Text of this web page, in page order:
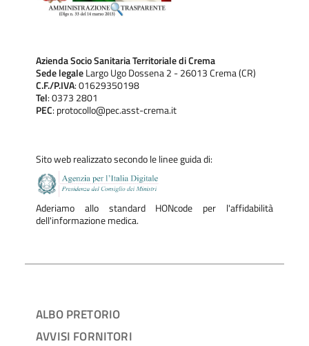
Azienda Socio Sanitaria Territoriale di Crema
Sede legaleLargo Ugo Dossena 2 - 26013 Crema (CR)
C.F./P.IVA: 01629350198
Tel: 0373 2801
PEC: protocollo@pec.asst-crema.it
Sito web realizzato secondo le linee guida di:
Aderiamo allo standard HONcode per l'affidabilità
dell'informazione medica.
ALBO PRETORIO
AVVISI FORNITORI